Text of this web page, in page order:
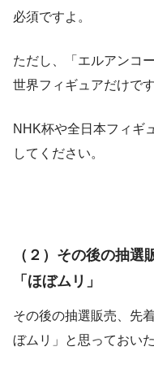
必須ですよ。
ただし、「エルアンコ
世界フィギュアだけです
NHK杯や全日本フィギ
してください。
（２）その後の抽
「ほぼムリ」
その後の抽選販売、先
ぼムリ」と思っておい